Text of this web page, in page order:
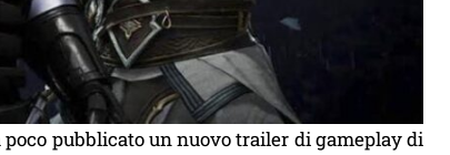
pubblicato un nuovo trailer di gameplay di